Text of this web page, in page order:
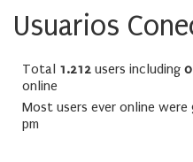
Usuarios
Total 1.212 users including 0
online
Most users ever online were
pm